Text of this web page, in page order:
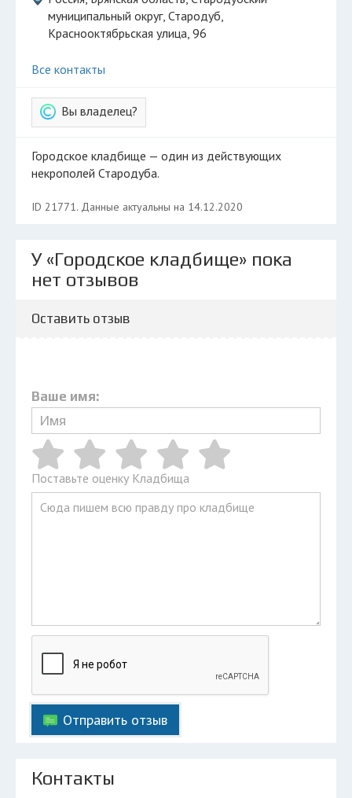
муниципальный округ, Стародуб,
Краснооктябрьская улица, 96
Все контакты
Вы владелец?
Городское кладбище — один из действующих
некрополей Стародуба.
ID 21771. Данные актуальны на 14.12.2020
У «Городское кладбище» пока
нет отзывов
Оставить отзыв
Ваше имя:
Поставьте оценку Кладбища
Отправить отзыв
Контакты